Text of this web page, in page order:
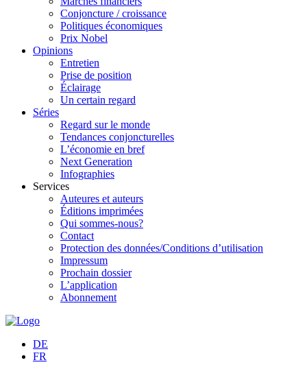
Conjoncture / croissance
Politiques économiques
Prix Nobel
Opinions
Entretien
Prise de position
Éclairage
Un certain regard
Séries
Regard sur le monde
Tendances conjoncturelles
L’économie en bref
Next Generation
Infographies
Services
Auteures et auteurs
Éditions imprimées
Qui sommes-nous?
Contact
Protection des données/Conditions d’utilisation
Impressum
Prochain dossier
L’application
Abonnement
DE
FR